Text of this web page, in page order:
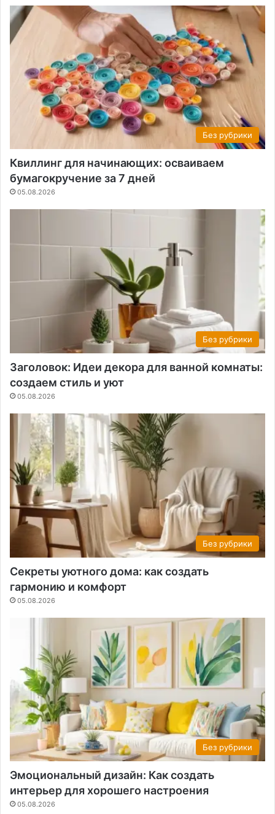
Без рубрики
Квиллинг для начинающих: осваиваем
бумагокручение за 7 дней
05.08.2026
Без рубрики
Заголовок: Идеи декора для ванной комнаты:
создаем стиль и уют
05.08.2026
Без рубрики
Секреты уютного дома: как создать
гармонию и комфорт
05.08.2026
Без рубрики
Эмоциональный дизайн: Как создать
интерьер для хорошего настроения
05.08.2026